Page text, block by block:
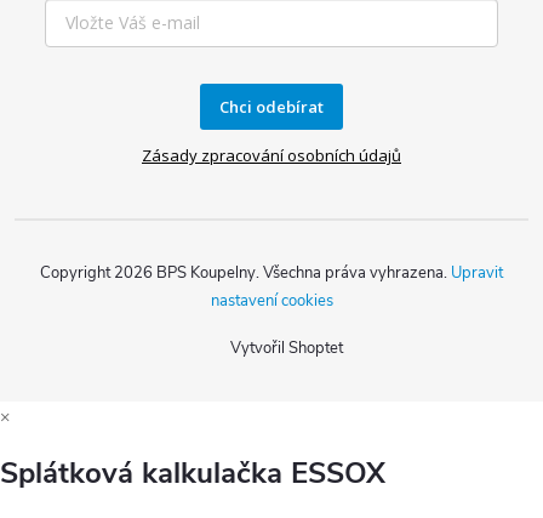
Chci odebírat
Zásady zpracování osobních údajů
Vytvořil Shoptet
Copyright 2026 BPS Koupelny. Všechna práva vyhrazena. Upravit
nastavení cookies
×
Splátková kalkulačka ESSOX